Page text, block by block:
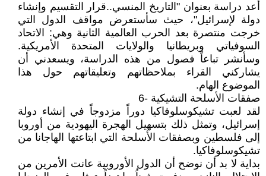
أعد دراسة بعنوان "التاريخ المنسي..قرار التقسيم وإنشاء
دولة لإسرائيل"، حيث سأستعرض مواقف الدول التي
خرجت منتصرة بعد الحرب العالمية الثانية وهي: الاتحاد
السوفياتي وبريطانيا والولايات المتحدة الأمريكية.
وسأنشر تباعاً فصول من هذه الدراسة، ويسعدني أن
يشاركني القراء بملاحظاتهم وتعليقاتهم حول هذا
الموضوع الهام.
صفقات الأسلحة التشيكية -6
لقد لعبت تشيكوسلوفاكيا دوراً مزدوجاً في إنشاء دولة
إسرائيل، وتمثل ذلك بتسهيل الهجرة اليهودية من أوروبا
إلى فلسطين وبصفقات الأسلحة التي ابتاعتها الهاجانا من
تشيكوسلوفاكيا.
بداية لا بد أن نوضح أن الدول الأوروبية عانت الأمرين من